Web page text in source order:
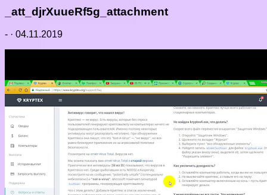
_att_djrXuueRf5g_attachment
- · 04.11.2019